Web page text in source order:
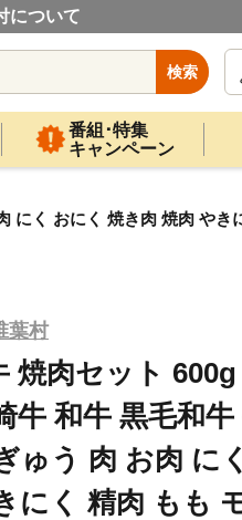
について
検索
番組･特集
キャンペーン
く おにく 焼き肉 焼肉 や
葉村
焼肉セット
牛 和牛 黒毛和
ゅう 肉 お肉 に
にく 精肉 もも